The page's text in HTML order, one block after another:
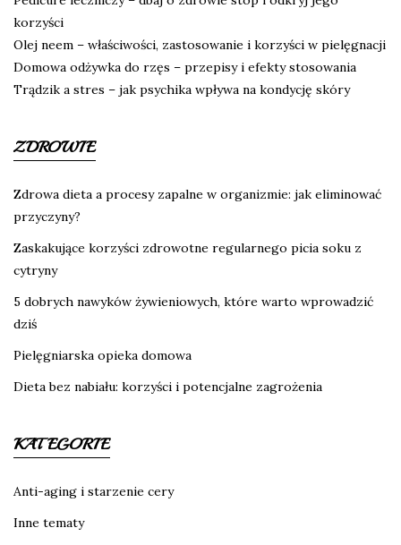
korzyści
Olej neem – właściwości, zastosowanie i korzyści w pielęgnacji
Domowa odżywka do rzęs – przepisy i efekty stosowania
Trądzik a stres – jak psychika wpływa na kondycję skóry
ZDROWIE
Zdrowa dieta a procesy zapalne w organizmie: jak eliminować
przyczyny?
Zaskakujące korzyści zdrowotne regularnego picia soku z
cytryny
5 dobrych nawyków żywieniowych, które warto wprowadzić
dziś
Pielęgniarska opieka domowa
Dieta bez nabiału: korzyści i potencjalne zagrożenia
KATEGORIE
Anti-aging i starzenie cery
Inne tematy